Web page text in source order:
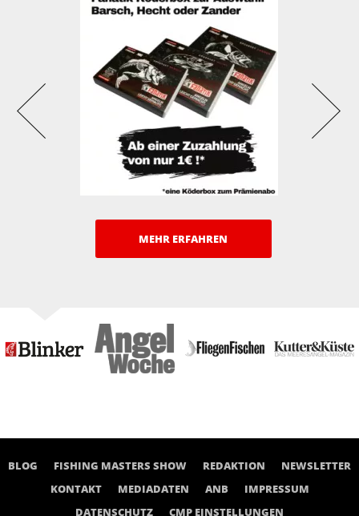
MEHR ERFAHREN
BLOG FISHING MASTERS SHOW REDAKTION
NEWSLETTER
KONTAKT
MEDIADATEN ANB
IMPRESSUM
DATENSCHUTZ
CMP EINSTELLUNGEN